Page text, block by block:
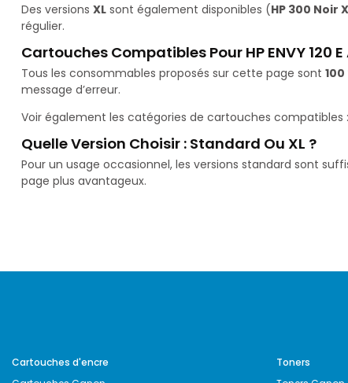
Des versions XL sont également disponibles (HP 300 Noir
régulier.
Cartouches Compatibles Pour HP ENVY 120 E
Tous les consommables proposés sur cette page sont
message d’erreur.
Voir également les catégories de cartouches compatibles :
Quelle Version Choisir : Standard Ou XL ?
Pour un usage occasionnel, les versions standard sont
page plus avantageux.
Cartouches d'encre
Toners